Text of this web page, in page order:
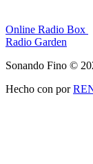
Online Radio Box
Radio Garden
Sonando Fino ©
Hecho con por